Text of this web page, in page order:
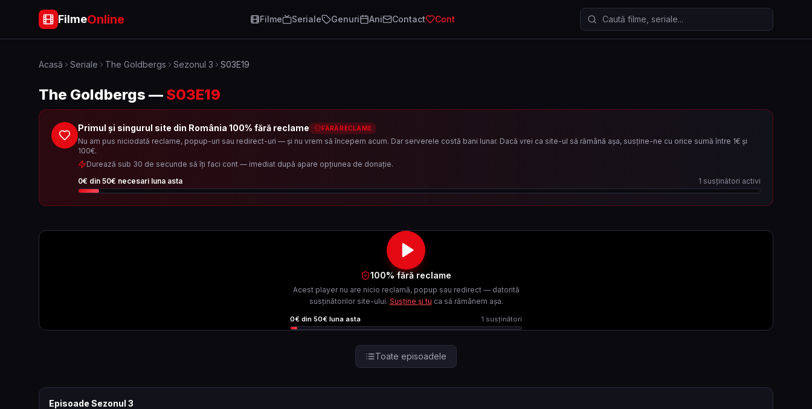
FilmeOnline Filme Seriale Genuri Ani Contact Cont Caută filme și seriale
Acasă Seriale The Goldbergs Sezonul 3 S03E19
The Goldbergs — S03E19
Primul și singurul site din România 100% fără reclame FĂRĂ RECLAME
Nu am pus niciodată reclame, popup-uri sau redirect-uri — și nu vrem să începem acum. Dar serverele costă bani lunar. Dacă vrei ca site-ul să rămână așa, susține-ne cu orice sumă între 1€ și
100€.
Durează sub 30 de secunde să îți faci cont — imediat după apare opțiunea de donație.
0€ din 50€ necesari luna asta 1 susținători activi
100% fără reclame
Acest player nu are nicio reclamă, popup sau redirect — datorită
susținătorilor site-ului. Susține și tu ca să rămânem așa.
0€ din 50€ luna asta 1 susținători
Toate episoadele
Episoade Sezonul 3